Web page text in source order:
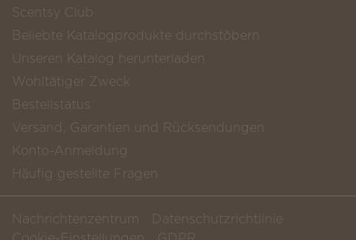
Scentsy Club
Beliebte Katalogprodukte durchstöbern
Unseren Katalog herunterladen
Wohltätiger Zweck
Bestellstatus
Versand, Garantien und Rücksendungen
Konto-Anmeldung
Häufig gestellte Fragen
Nachrichtenzentrum
Datenschutzrichtlinie